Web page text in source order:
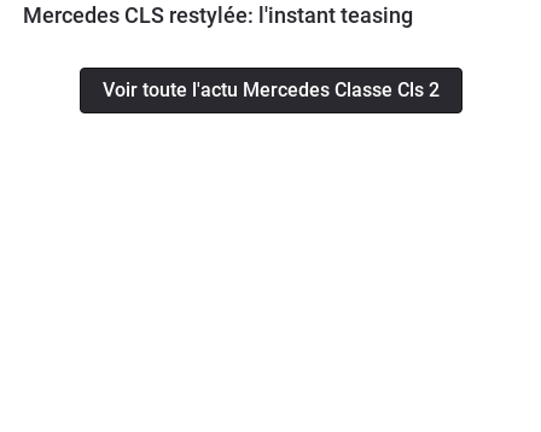
Mercedes CLS restylée: l'instant teasing
Voir toute l'actu Mercedes Classe Cls 2